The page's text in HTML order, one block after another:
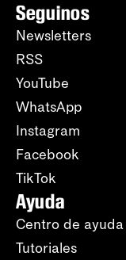
Seguinos
Newsletters
RSS
YouTube
WhatsApp
Instagram
Facebook
TikTok
Ayuda
Centro de ayuda
Tutoriales